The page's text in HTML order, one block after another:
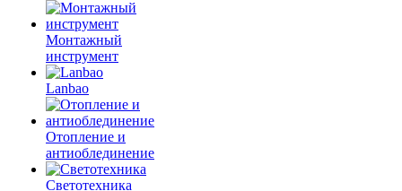
Монтажный
инструмент
Lanbao
Отопление и
антиоблединение
Светотехника